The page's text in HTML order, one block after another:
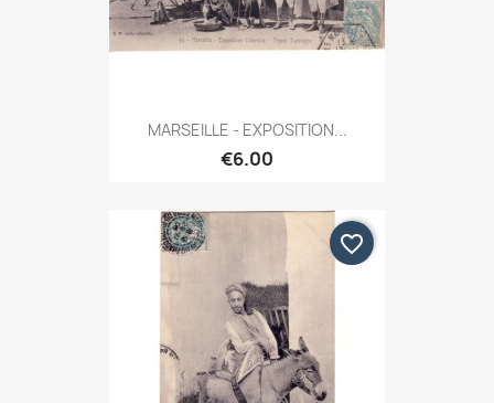
MARSEILLE - EXPOSITION...
€6.00
favorite_border